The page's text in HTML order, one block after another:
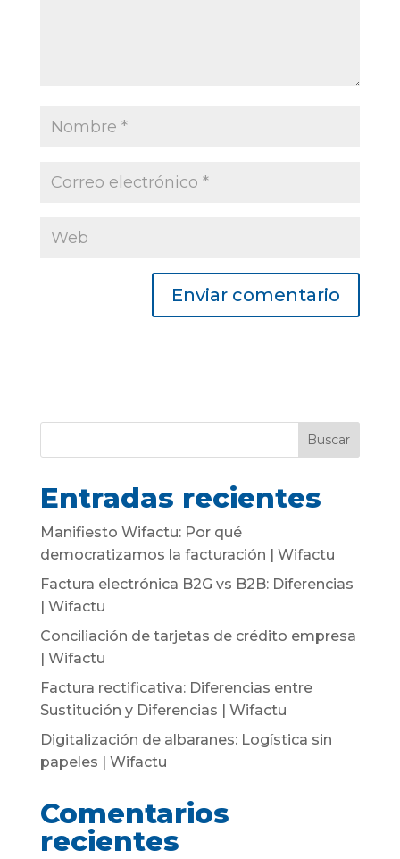
Buscar
Entradas recientes
Manifiesto Wifactu: Por qué
democratizamos la facturación | Wifactu
Factura electrónica B2G vs B2B: Diferencias
| Wifactu
Conciliación de tarjetas de crédito empresa
| Wifactu
Factura rectificativa: Diferencias entre
Sustitución y Diferencias | Wifactu
Digitalización de albaranes: Logística sin
papeles | Wifactu
Comentarios
recientes